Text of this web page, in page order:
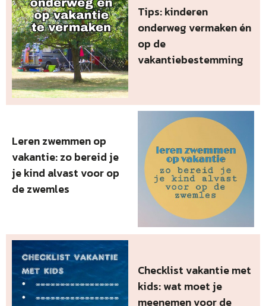
Tips: kinderen
onderweg vermaken én
op de
vakantiebestemming
Leren zwemmen op
vakantie: zo bereid je
je kind alvast voor op
de zwemles
Checklist vakantie met
kids: wat moet je
meenemen voor de